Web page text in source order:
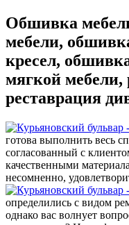
Обшивка
мебели,
кресел,
мягкой мебели,
реставрация
готова выполнить весь
согласованный с
качественными
несомненно,
определились с видом
однако вас волнует